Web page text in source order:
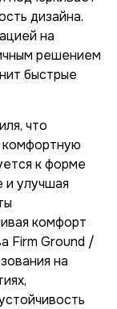
дизайна.
на
решением
быстрые
что
комфортную
к форме
и улучшая
комфорт
Firm Ground /
на